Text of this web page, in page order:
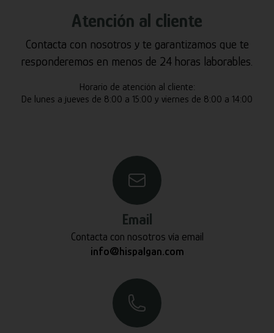
Atención al cliente
Contacta con nosotros y te garantizamos que te
responderemos en menos de 24 horas laborables.
Horario de atención al cliente:
De lunes a jueves de 8:00 a 15:00 y viernes de 8:00 a 14:00
Email
Contacta con nosotros vía email
info@hispalgan.com